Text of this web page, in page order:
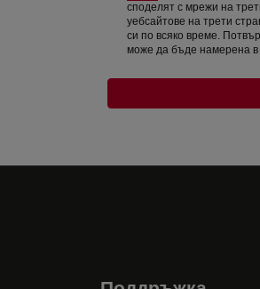
споделят с мрежи на
уебсайтове на трети
си по всяко време.
може да бъде намерена